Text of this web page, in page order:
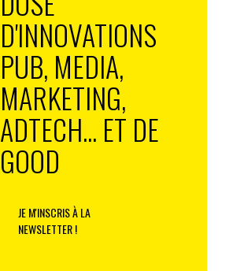
D'INNOVATIONS
PUB, MEDIA,
MARKETING,
ADTECH... ET DE
GOOD
JE M'INSCRIS À LA
NEWSLETTER !